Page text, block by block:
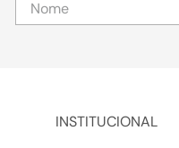
INSTITUCIONAL